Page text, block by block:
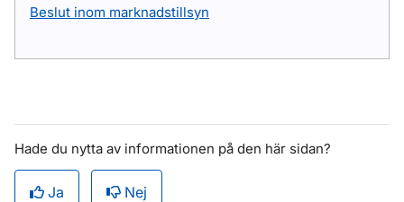
Beslut inom marknadstillsyn
Hade du nytta av informationen på den här sidan?
Ja Nej